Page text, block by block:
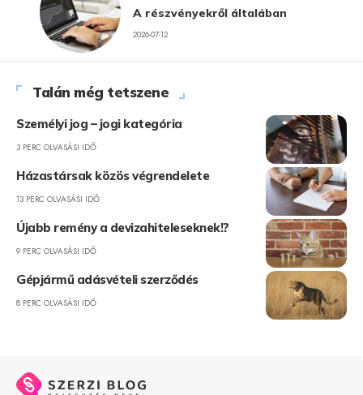
A részvényekről általában
2026-07-12
Talán még tetszene
Személyi jog – jogi kategória
3 PERC OLVASÁSI IDŐ
Házastársak közös végrendelete
13 PERC OLVASÁSI IDŐ
Újabb remény a devizahiteleseknek!?
9 PERC OLVASÁSI IDŐ
Gépjármű adásvételi szerződés
8 PERC OLVASÁSI IDŐ